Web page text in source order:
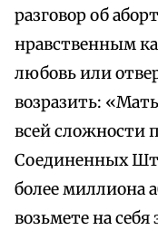
разговор об
нравственным
любовь или
возразить:
всей сложности
Соединенных
более миллиона
возьмете на себя